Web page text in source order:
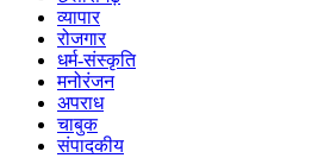
व्यापार
रोजगार
धर्म-संस्कृति
मनोरंजन
अपराध
चाबुक
संपादकीय